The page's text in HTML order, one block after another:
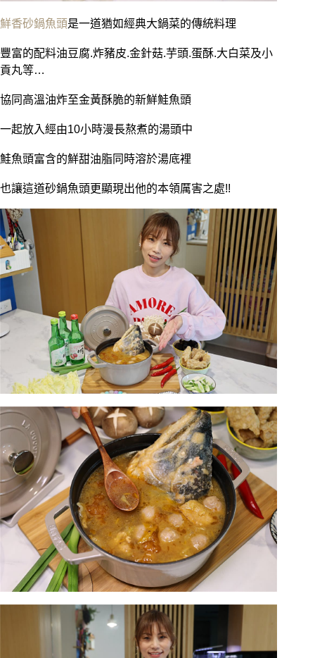
鮮香砂鍋魚頭是一道猶如經典大鍋菜的傳統料理
豐富的配料油豆腐.炸豬皮.金針菇.芋頭.蛋酥.大白菜及小
貢丸等…
協同高溫油炸至金黃酥脆的新鮮鮭魚頭
一起放入經由10小時漫長熬煮的湯頭中
鮭魚頭富含的鮮甜油脂同時溶於湯底裡
也讓這道砂鍋魚頭更顯現出他的本領厲害之處!!